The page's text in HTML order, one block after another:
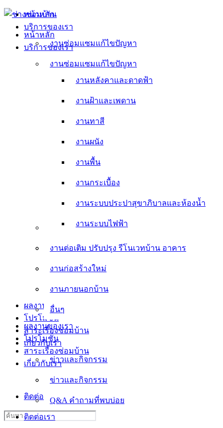
Skip
content
หน้าหลัก
บริการของเรา
งานซ่อมแซมแก้ไขปัญหา
งานหลังคาและดาดฟ้า
งานฝ้าและเพดาน
งานทาสี
งานผนัง
งานพื้น
งานกระเบื้อง
งานระบบประปาสุขาภิบาลและห้องน้ำ
งานระบบไฟฟ้า
งานต่อเติม ปรับปรุง รีโนเวทบ้าน อาคาร
งานก่อสร้างใหม่
งานภายนอกบ้าน
อื่นๆ
ผลงานของเรา
โปรโมชั่น
สาระเรื่องซ่อมบ้าน
เกี่ยวกับเรา
ข่าวและกิจกรรม
Q&A คำถามที่พบบ่อย
ติดต่อเรา
หน้าหลัก
บริการของเรา
งานซ่อมแซมแก้ไขปัญหา
งานหลังคาและดาดฟ้า
งานฝ้าและเพดาน
งานทาสี
งานผนัง
งานพื้น
งานกระเบื้อง
งานระบบประปาสุขาภิบาลและห้องน้ำ
งานระบบไฟฟ้า
งานต่อเติม ปรับปรุง รีโนเวทบ้าน อาคาร
งานก่อสร้างใหม่
งานภายนอกบ้าน
อื่นๆ
ผลงานของเรา
โปรโมชั่น
สาระเรื่องซ่อมบ้าน
เกี่ยวกับเรา
ข่าวและกิจกรรม
Q&A คำถามที่พบบ่อย
ติดต่อเรา
Search
for: